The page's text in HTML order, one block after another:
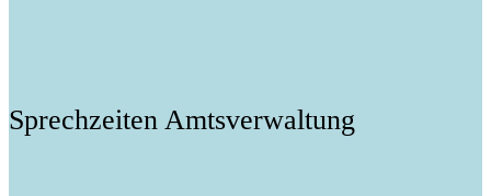
Sprechzeiten Amtsverwaltung